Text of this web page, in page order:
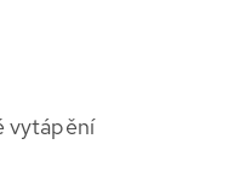
vytápění